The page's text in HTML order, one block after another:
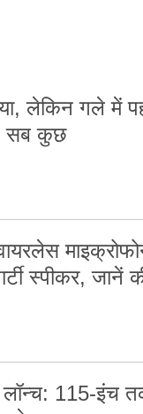
लेकिन गले में
सब कुछ
स्पीकर, जानें
115-इंच